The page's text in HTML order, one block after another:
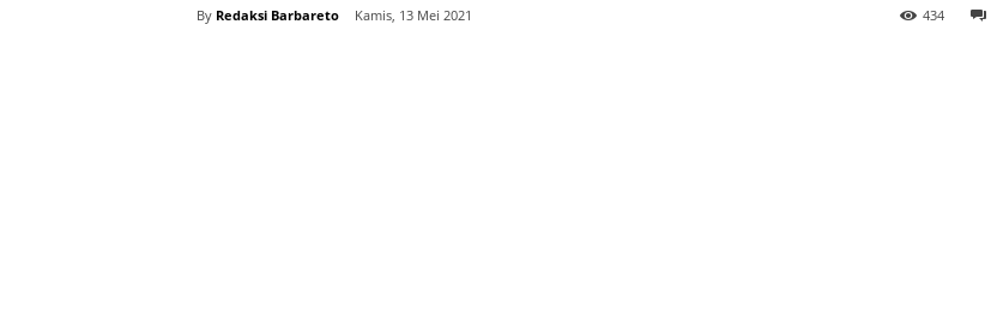
By Redaksi Barbareto Kamis, 13 Mei 2021 434